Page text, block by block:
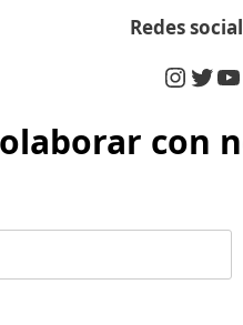
Redes
con